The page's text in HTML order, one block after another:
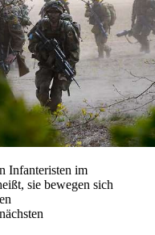
Infanteristen im
sie bewegen sich